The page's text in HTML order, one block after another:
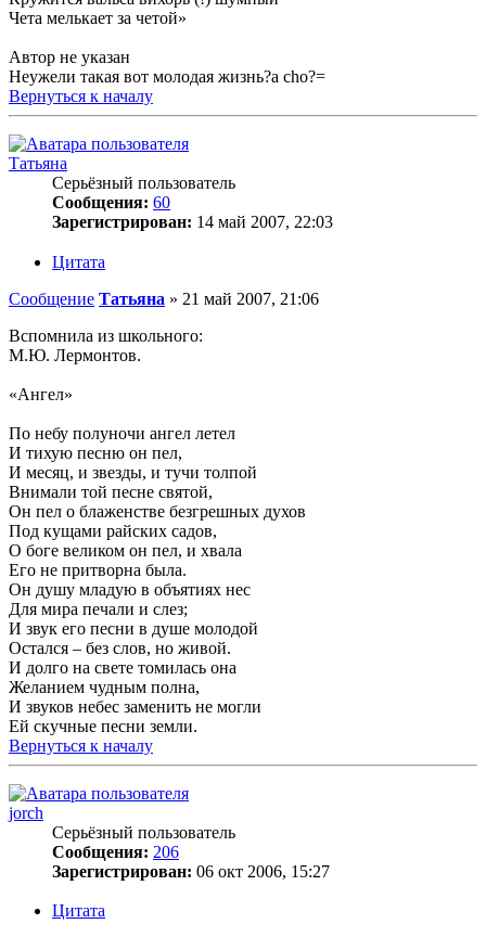
Чета мелькает за четой»
Автор не указан
Неужели такая вот молодая жизнь?a cho?=
Вернуться к началу
Татьяна
Серьёзный пользователь
Сообщения: 60
Зарегистрирован: 14 май 2007, 22:03
Цитата
Сообщение Татьяна » 21 май 2007, 21:06
Вспомнила из школьного:
М.Ю. Лермонтов.
«Ангел»
По небу полуночи ангел летел
И тихую песню он пел,
И месяц, и звезды, и тучи толпой
Внимали той песне святой,
Он пел о блаженстве безгрешных духов
Под кущами райских садов,
О боге великом он пел, и хвала
Его не притворна была.
Он душу младую в объятиях нес
Для мира печали и слез;
И звук его песни в душе молодой
Остался – без слов, но живой.
И долго на свете томилась она
Желанием чудным полна,
И звуков небес заменить не могли
Ей скучные песни земли.
Вернуться к началу
jorch
Серьёзный пользователь
Сообщения: 206
Зарегистрирован: 06 окт 2006, 15:27
Цитата